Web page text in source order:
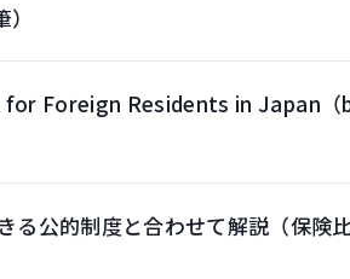
Foreign Residents in Japan
る公的制度と合わせて解説（保険